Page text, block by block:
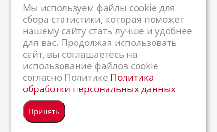
centrkkm@centrkkm.ru
185005, г. Петрозаводск, ул. Промышленная,
1/26
2026 © Республиканский Центр ККМ
Мы используем файлы cookie для
сбора статистики, которая поможет
нашему сайту стать лучше и удобнее
для вас. Продолжая использовать
сайт, вы соглашаетесь на
использование файлов cookie
согласно Политике Политика
обработки персональных данных
Принять